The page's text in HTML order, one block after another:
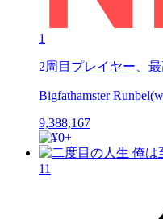
1
2周目プレイヤー、
Bigfathamster
9,388,167
11